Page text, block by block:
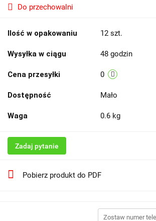
Do przechowalni
Ilość w opakowaniu 12 szt.
Wysyłka w ciągu 48 godzin
Cena przesyłki 0
Dostępność Mało
Waga 0.6 kg
Zadaj pytanie
Pobierz produkt do PDF